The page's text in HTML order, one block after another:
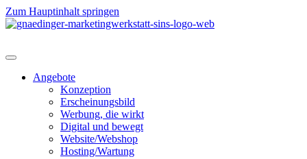
Zum Hauptinhalt springen
Angebote
Konzeption
Erscheinungsbild
Werbung, die wirkt
Digital und bewegt
Website/Webshop
Hosting/Wartung